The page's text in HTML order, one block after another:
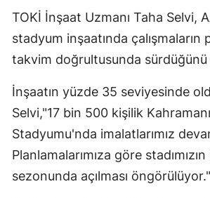
TOKİ İnşaat Uzmanı Taha Selvi,
stadyum inşaatında çalışmaların
takvim doğrultusunda sürdüğünü
İnşaatın yüzde 35 seviyesinde
Selvi,"17 bin 500 kişilik
Stadyumu'nda imalatlarımız
Planlamalarımıza göre
sezonunda açılması